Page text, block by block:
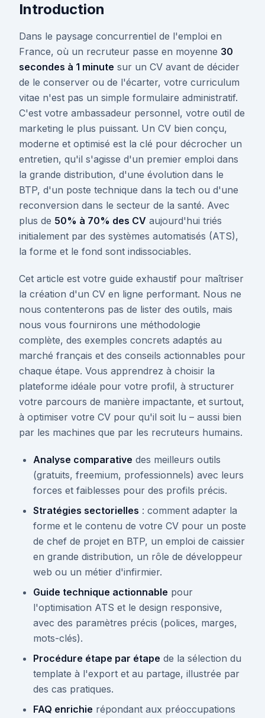
Introduction
Dans le paysage concurrentiel de l'emploi en
France, où un recruteur passe en moyenne 30
secondes à 1 minute sur un CV avant de décider
de le conserver ou de l'écarter, votre curriculum
vitae n'est pas un simple formulaire administratif.
C'est votre ambassadeur personnel, votre outil de
marketing le plus puissant. Un CV bien conçu,
moderne et optimisé est la clé pour décrocher un
entretien, qu'il s'agisse d'un premier emploi dans
la grande distribution, d'une évolution dans le
BTP, d'un poste technique dans la tech ou d'une
reconversion dans le secteur de la santé. Avec
plus de 50% à 70% des CV aujourd'hui triés
initialement par des systèmes automatisés (ATS),
la forme et le fond sont indissociables.
Cet article est votre guide exhaustif pour maîtriser
la création d'un CV en ligne performant. Nous ne
nous contenterons pas de lister des outils, mais
nous vous fournirons une méthodologie
complète, des exemples concrets adaptés au
marché français et des conseils actionnables pour
chaque étape. Vous apprendrez à choisir la
plateforme idéale pour votre profil, à structurer
votre parcours de manière impactante, et surtout,
à optimiser votre CV pour qu'il soit lu – aussi bien
par les machines que par les recruteurs humains.
Analyse comparative des meilleurs outils
(gratuits, freemium, professionnels) avec leurs
forces et faiblesses pour des profils précis.
Stratégies sectorielles : comment adapter la
forme et le contenu de votre CV pour un poste
de chef de projet en BTP, un emploi de caissier
en grande distribution, un rôle de développeur
web ou un métier d'infirmier.
Guide technique actionnable pour
l'optimisation ATS et le design responsive,
avec des paramètres précis (polices, marges,
mots-clés).
Procédure étape par étape de la sélection du
template à l'export et au partage, illustrée par
des cas pratiques.
FAQ enrichie répondant aux préoccupations